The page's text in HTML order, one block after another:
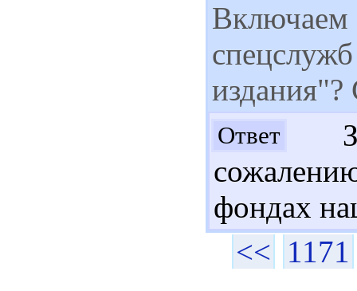
Включаем
издания"?
Ответ
фондах
<< 1171